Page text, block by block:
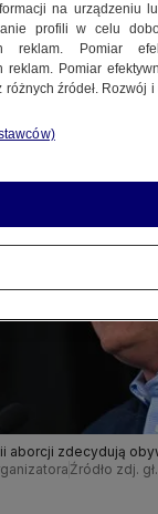
aborcji zdecydują
Źródło zdj.
na urządzeniu
profili w celu
reklam. Pomiar
reklam. Pomiar
różnych źródeł. Rozwój